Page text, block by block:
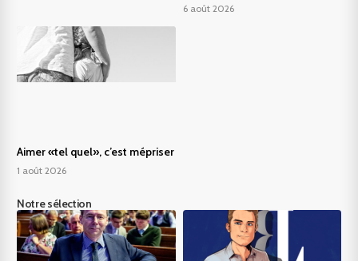
6 août 2026
Aimer «tel quel», c’est mépriser
1 août 2026
Notre sélection